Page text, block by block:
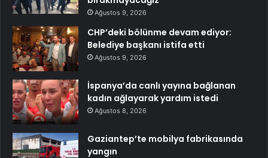
Ağustos 9, 2026
CHP’deki bölünme devam ediyor:
Belediye başkanı istifa etti
Ağustos 9, 2026
İspanya’da canlı yayına bağlanan
kadın ağlayarak yardım istedi
Ağustos 8, 2026
Gaziantep’te mobilya fabrikasında
yangın